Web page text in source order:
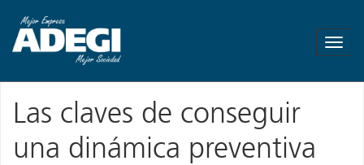
ADEGI
Las claves de conseguir
una dinámica preventiva